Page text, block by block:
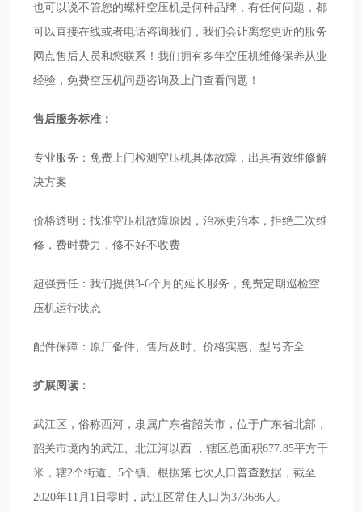
也可以说不管您的螺杆空压机是何种品牌，有任何问题，都
可以直接在线或者电话咨询我们，我们会让离您更近的服务
网点售后人员和您联系！我们拥有多年空压机维修保养从业
经验，免费空压机问题咨询及上门查看问题！
售后服务标准：
专业服务：免费上门检测空压机具体故障，出具有效维修解
决方案
价格透明：找准空压机故障原因，治标更治本，拒绝二次维
修，费时费力，修不好不收费
超强责任：我们提供3-6个月的延长服务，免费定期巡检空
压机运行状态
配件保障：原厂备件、售后及时、价格实惠、型号齐全
扩展阅读：
武江区，俗称西河，隶属广东省韶关市，位于广东省北部，
韶关市境内的武江、北江河以西 ，辖区总面积677.85平方千
米，辖2个街道、5个镇。根据第七次人口普查数据，截至
2020年11月1日零时，武江区常住人口为373686人。